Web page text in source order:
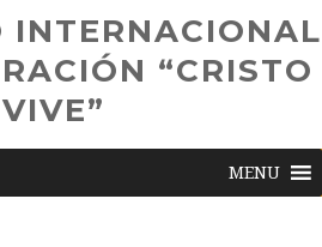
INTERNACIONAL
“CRISTO
VIVE”
MENU